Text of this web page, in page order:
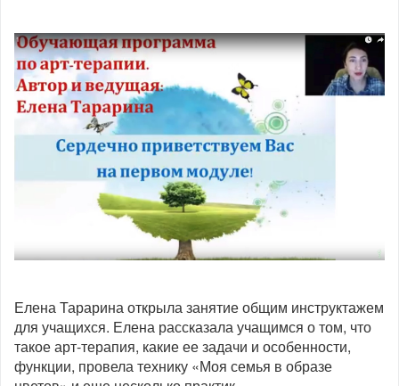
Елена Тарарина открыла занятие общим инструктажем
для учащихся. Елена рассказала учащимся о том, что
такое арт-терапия, какие ее задачи и особенности,
функции, провела технику «Моя семья в образе